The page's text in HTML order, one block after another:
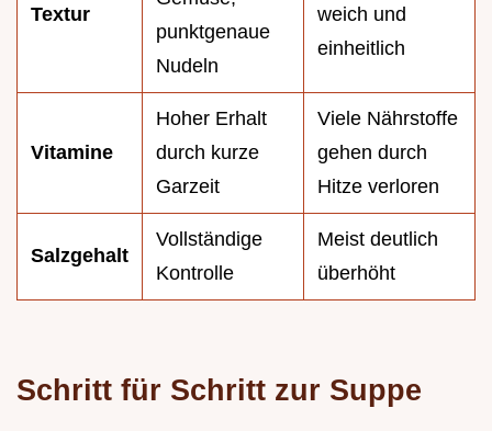
Textur
punktgenaue
Nudeln
weich und
einheitlich
Vitamine
Hoher Erhalt
durch kurze
Garzeit
Viele Nährstoffe
gehen durch
Hitze verloren
Salzgehalt
Vollständige
Kontrolle
Meist deutlich
überhöht
Schritt für Schritt zur Suppe